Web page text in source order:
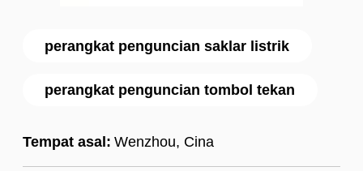
perangkat penguncian saklar listrik
perangkat penguncian tombol tekan
Tempat asal: Wenzhou, Cina